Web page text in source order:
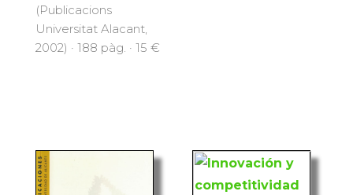
(Publicacions
Universitat Alacant,
2002) · 188 pàg. · 15 €